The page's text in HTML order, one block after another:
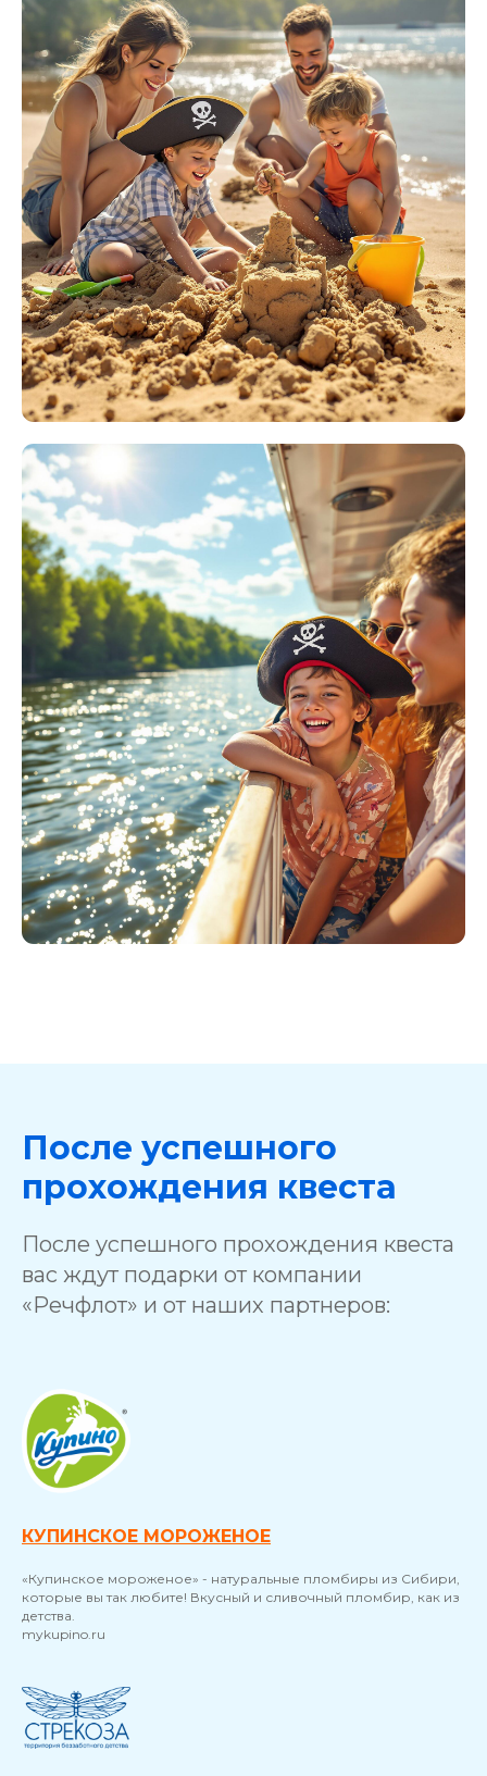
После успешного
прохождения квеста
После успешного прохождения квеста
вас ждут подарки от компании
«Речфлот» и от наших партнеров:
КУПИНСКОЕ МОРОЖЕНОЕ
«Купинское мороженое» - натуральные пломбиры из Сибири,
которые вы так любите! Вкусный и сливочный пломбир, как из
детства.
mykupino.ru